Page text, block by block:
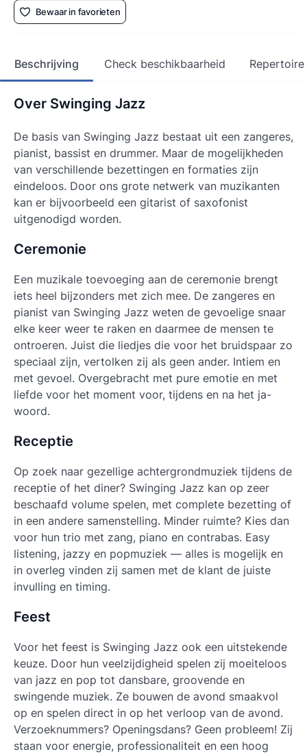
Bewaar in favorieten
Beschrijving Check beschikbaarheid Repertoire
Over Swinging Jazz
De basis van Swinging Jazz bestaat uit een zangeres,
pianist, bassist en drummer. Maar de mogelijkheden
van verschillende bezettingen en formaties zijn
eindeloos. Door ons grote netwerk van muzikanten
kan er bijvoorbeeld een gitarist of saxofonist
uitgenodigd worden.
Ceremonie
Een muzikale toevoeging aan de ceremonie brengt
iets heel bijzonders met zich mee. De zangeres en
pianist van Swinging Jazz weten de gevoelige snaar
elke keer weer te raken en daarmee de mensen te
ontroeren. Juist die liedjes die voor het bruidspaar zo
speciaal zijn, vertolken zij als geen ander. Intiem en
met gevoel. Overgebracht met pure emotie en met
liefde voor het moment voor, tijdens en na het ja-
woord.
Receptie
Op zoek naar gezellige achtergrondmuziek tijdens de
receptie of het diner? Swinging Jazz kan op zeer
beschaafd volume spelen, met complete bezetting of
in een andere samenstelling. Minder ruimte? Kies dan
voor hun trio met zang, piano en contrabas. Easy
listening, jazzy en popmuziek — alles is mogelijk en
in overleg vinden zij samen met de klant de juiste
invulling en timing.
Feest
Voor het feest is Swinging Jazz ook een uitstekende
keuze. Door hun veelzijdigheid spelen zij moeiteloos
van jazz en pop tot dansbare, groovende en
swingende muziek. Ze bouwen de avond smaakvol
op en spelen direct in op het verloop van de avond.
Verzoeknummers? Openingsdans? Geen probleem! Zij
staan voor energie, professionaliteit en een hoog